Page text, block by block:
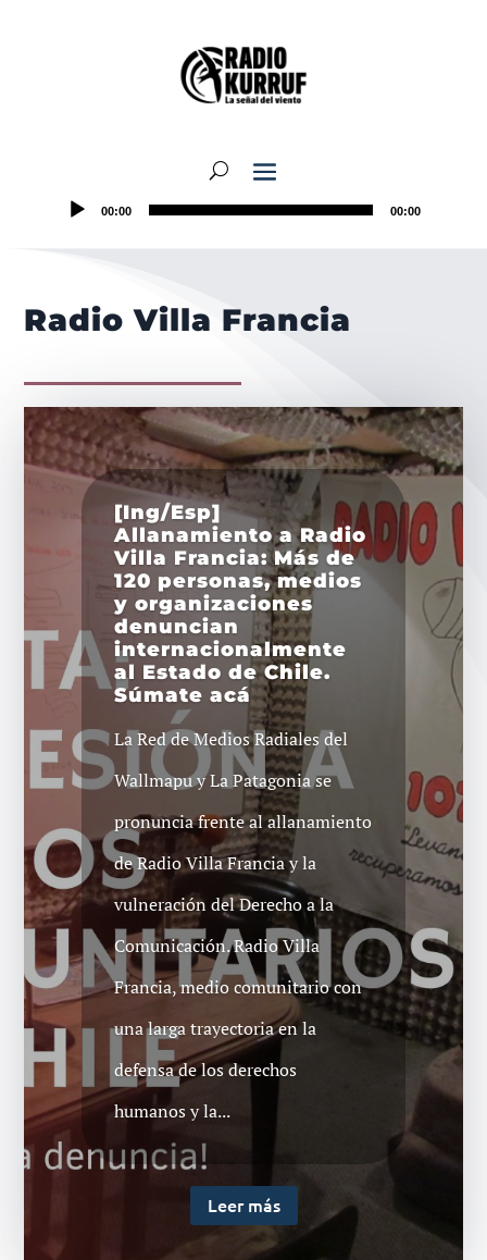
00:00 00:00
Radio Villa Francia
[Ing/Esp]
Allanamiento a Radio
Villa Francia: Más de
120 personas, medios
y organizaciones
denuncian
internacionalmente
al Estado de Chile.
Súmate acá
La Red de Medios Radiales del
Wallmapu y La Patagonia se
pronuncia frente al allanamiento
de Radio Villa Francia y la
vulneración del Derecho a la
Comunicación. Radio Villa
Francia, medio comunitario con
una larga trayectoria en la
defensa de los derechos
humanos y la...
Leer más